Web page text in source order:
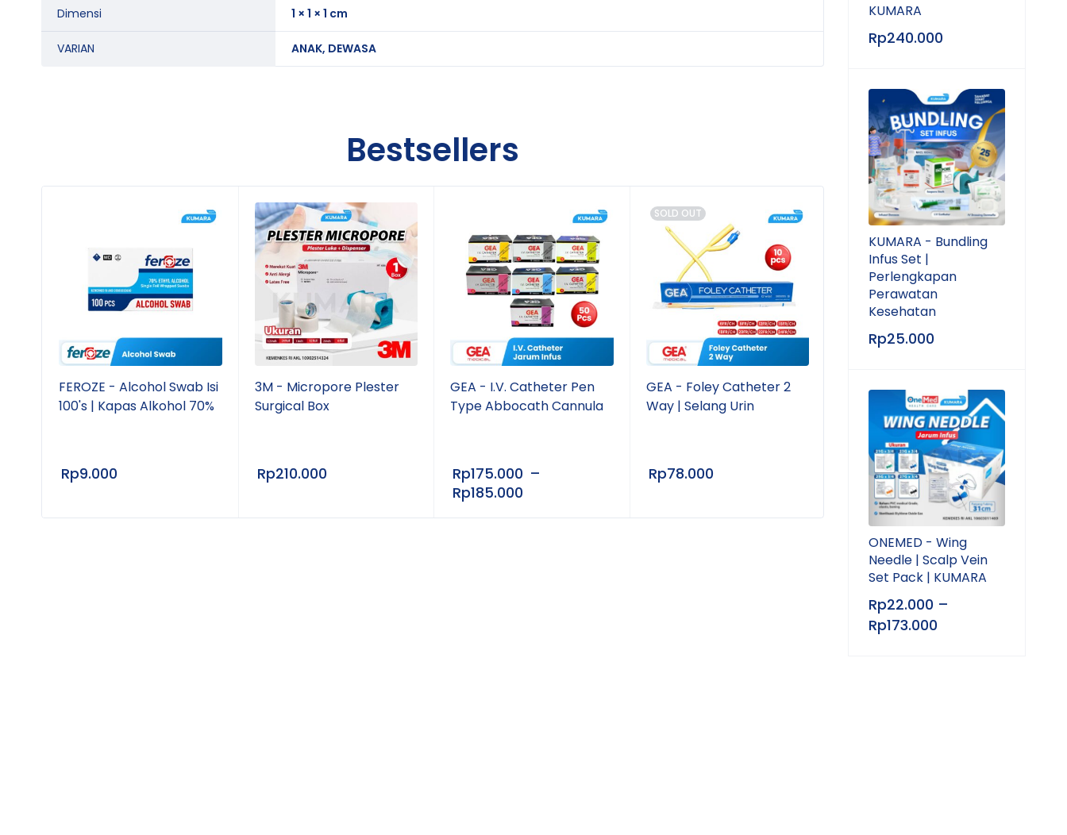
Dimensi 1 × 1 × 1 cm
VARIAN ANAK, DEWASA
Bestsellers
FEROZE - Alcohol Swab Isi
100's | Kapas Alkohol 70%
Rp9.000
3M - Micropore Plester
Surgical Box
Rp210.000
GEA - I.V. Catheter Pen
Type Abbocath Cannula
Rp175.000 –
Rp185.000
SOLD OUT
GEA - Foley Catheter 2
Way | Selang Urin
Rp78.000
GEA - Urine Bag | Kantong
Urine 2 Liter
5.000 – Rp8.500
KUMARA
Rp240.000
KUMARA - Bundling
Infus Set |
Perlengkapan
Perawatan
Kesehatan
Rp25.000
ONEMED - Wing
Needle | Scalp Vein
Set Pack | KUMARA
Rp22.000 –
Rp173.000